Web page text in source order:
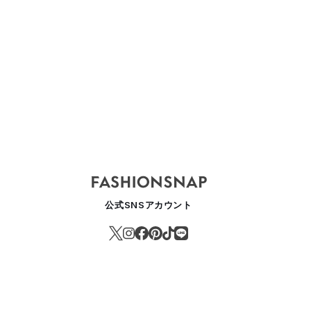
公式SNSアカウント